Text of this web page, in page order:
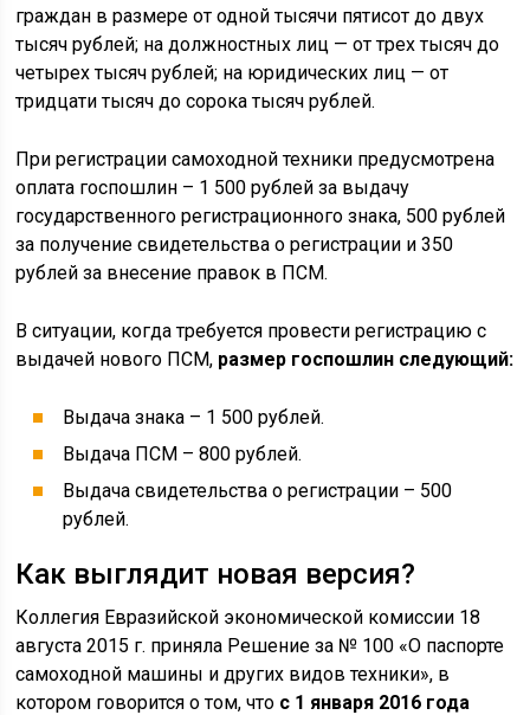
граждан в размере от одной тысячи пятисот до двух
тысяч рублей; на должностных лиц — от трех тысяч до
четырех тысяч рублей; на юридических лиц — от
тридцати тысяч до сорока тысяч рублей.
При регистрации самоходной техники предусмотрена
оплата госпошлин – 1 500 рублей за выдачу
государственного регистрационного знака, 500 рублей
за получение свидетельства о регистрации и 350
рублей за внесение правок в ПСМ.
В ситуации, когда требуется провести регистрацию с
выдачей нового ПСМ, размер госпошлин следующий:
Выдача знака – 1 500 рублей.
Выдача ПСМ – 800 рублей.
Выдача свидетельства о регистрации – 500
рублей.
Как выглядит новая версия?
Коллегия Евразийской экономической комиссии 18
августа 2015 г. приняла Решение за № 100 «О паспорте
самоходной машины и других видов техники», в
котором говорится о том, что с 1 января 2016 года